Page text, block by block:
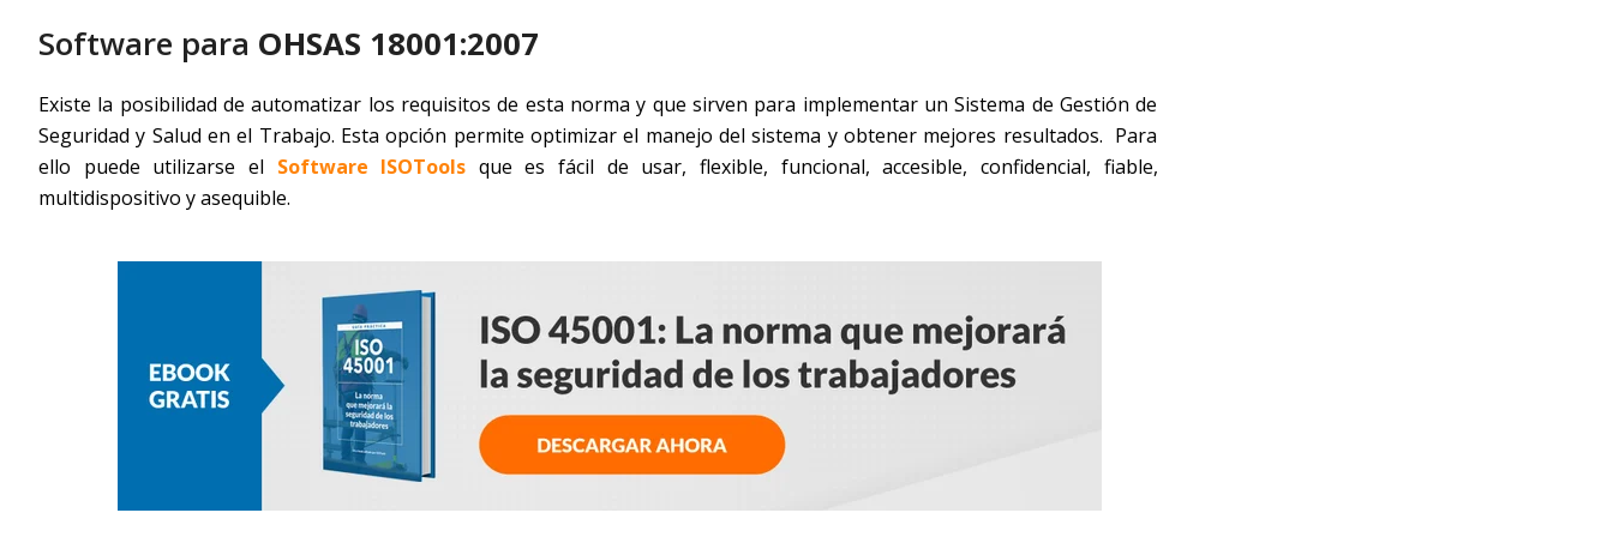
Software para OHSAS 18001:2007
Existe la posibilidad de automatizar los requisitos de esta norma y que sirven para implementar un Sistema de Gestión de
Seguridad y Salud en el Trabajo. Esta opción permite optimizar el manejo del sistema y obtener mejores resultados. Para
ello puede utilizarse el Software ISOTools que es fácil de usar, flexible, funcional, accesible, confidencial, fiable,
multidispositivo y asequible.